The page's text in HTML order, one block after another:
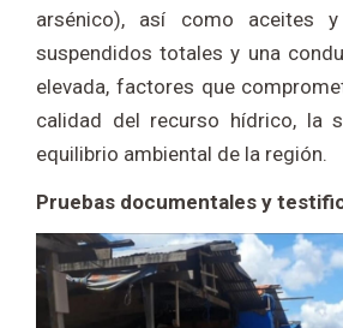
arsénico), así como aceites
suspendidos totales y una
elevada, factores que
calidad del recurso hídrico, la
equilibrio ambiental de la región.
Pruebas documentales y